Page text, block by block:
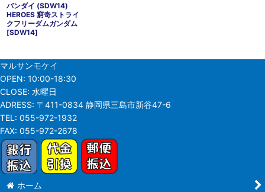
バンダイ (SDW14)
HEROES 窮奇ストライ
クフリーダムガンダム
[SDW14]
マルサンモケイ
OPEN: 10:00-18:30
CLOSE: 水曜日
ADRESS: 〒411-0834 静岡県三島市新谷47-6
TEL: 055-972-1932
FAX: 055-972-2678
ホーム